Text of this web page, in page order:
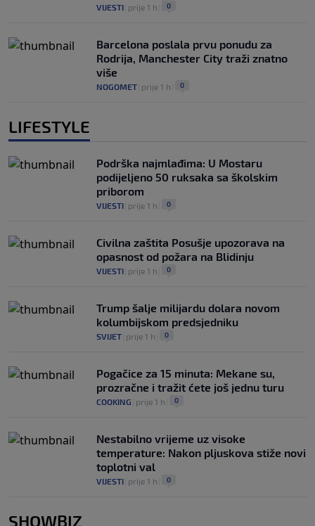
VIJESTI prije 1 h 0
Barcelona poslala prvu ponudu za
Rodrija, Manchester City traži znatno
više
NOGOMET prije 1 h 0
LIFESTYLE
Podrška najmlađima: U Mostaru
podijeljeno 50 ruksaka sa školskim
priborom
VIJESTI prije 1 h 0
Civilna zaštita Posušje upozorava na
opasnost od požara na Blidinju
VIJESTI prije 1 h 0
Trump šalje milijardu dolara novom
kolumbijskom predsjedniku
SVIJET prije 1 h 0
Pogačice za 15 minuta: Mekane su,
prozračne i tražit ćete još jednu turu
COOKING prije 1 h 0
Nestabilno vrijeme uz visoke
temperature: Nakon pljuskova stiže novi
toplotni val
VIJESTI prije 1 h 0
SHOWBIZ